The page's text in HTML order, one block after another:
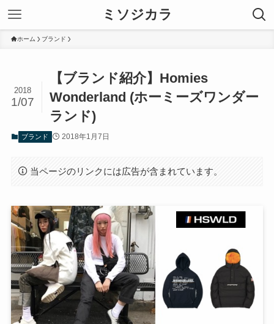
ミソジカラ
ホーム ブランド
【ブランド紹介】Homies
Wonderland (ホーミーズワンダー
ランド)
2018
1/07
ブランド 2018年1月7日
当ページのリンクには広告が含まれています。